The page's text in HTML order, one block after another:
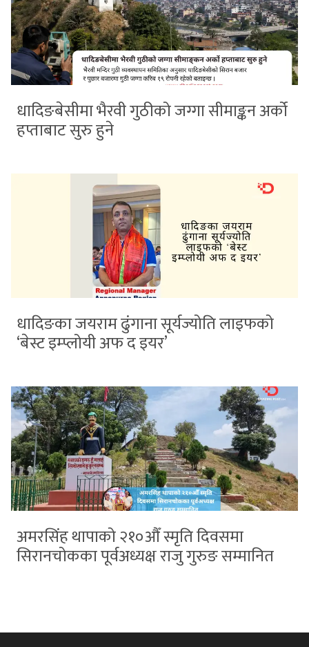
धादिङबेसीमा भैरवी गुठीको जग्गा सीमाङ्कन अर्को
हप्ताबाट सुरु हुने
धादिङका जयराम ढुंगाना सूर्यज्योति लाइफको
‘बेस्ट इम्प्लोयी अफ द इयर’
अमरसिंह थापाको २१०औँ स्मृति दिवसमा
सिरानचोकका पूर्वअध्यक्ष राजु गुरुङ सम्मानित